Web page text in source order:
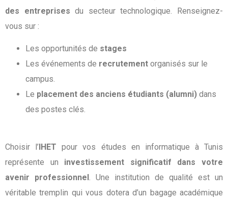
des entreprises du secteur technologique. Renseignez-
vous sur :
Les opportunités de stages
Les événements de recrutement organisés sur le
campus.
Le placement des anciens étudiants (alumni) dans
des postes clés.
Choisir l’ IHET pour vos études en informatique à Tunis
représente un investissement significatif dans votre
avenir professionnel . Une institution de qualité est un
véritable tremplin qui vous dotera d’un bagage académique